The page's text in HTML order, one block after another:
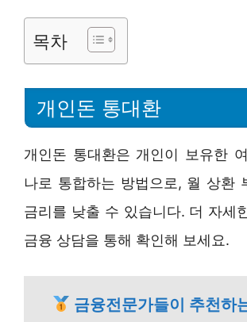
목차
개인돈 통대환
개인돈 통대환은 개인이 보유한
나로 통합하는 방법으로, 월 상환
금리를 낮출 수 있습니다. 더 자세
금융 상담을 통해 확인해 보세요.
금융전문가들이 추천하